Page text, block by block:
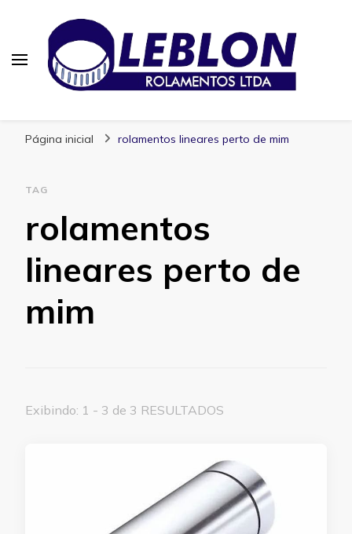
Página inicial rolamentos lineares perto de mim
TAG
rolamentos
lineares perto de
mim
Exibindo: 1 - 3 de 3 RESULTADOS